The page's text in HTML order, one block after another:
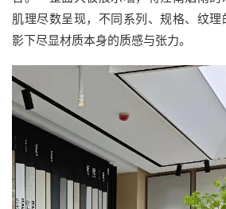
肌理尽数呈现，不同系列、规格、纹
影下尽显材质本身的质感与张力。